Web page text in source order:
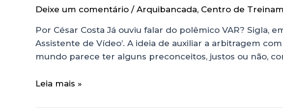
Deixe um comentário / Arquibancada, Centro de
Por César Costa Já ouviu falar do polêmico VAR? Sigla,
Assistente de Vídeo’. A ideia de auxiliar a arbitragem
mundo parece ter alguns preconceitos, justos ou não,
Leia mais »